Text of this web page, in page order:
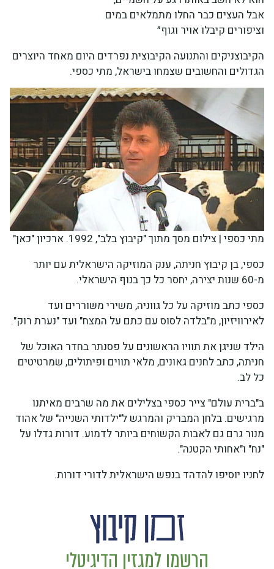
אבל העצים כבר החלו מתמלאים במים
וציפורים קיבלו אויר וגוף״
הקיבוצניקים והתנועה הקיבוצית נפרדים היום מאחד היוצרים
הגדולים והחשובים שצמחו בישראל, מתי כספי.
מתי כספי | צילום מסך מתוך "קיבוץ בלב", 1992. ארכיון "כאן"
כספי, בן קיבוץ חניתה, ענק המוזיקה הישראלית עם יותר
מ-60 שנות יצירה, יחסר כל כך בנוף הישראלי.
כספי כתב מוזיקה על כל גווניה, משירי משוררים ועד
לאירוויזיון, מ"בלדה לסוס עם כתם על המצח" ועד "נערת רוק".
הילד שניגן את תוויו הראשונים על פסנתר בחדר האוכל של
חניתה, כתב לחנים גאונים, מלאי תווים ופיתולים, שמרטיטים
כל לב.
ב"ברית עולם" צייר כספי בצלילים את מה שרבים מאיתנו
מרגישים. בלחן המבריק והמרגש ל"ילדותי השנייה" של אהוד
מנור גרם גם לאבות הקשוחים ביותר לדמוע. דורות גדלו על
"נח" ו"אחותי הקטנה".
לחניו יוסיפו להדהד בנפש הישראלית לדורי דורות.
הרשמו למגזין הדיגיטלי